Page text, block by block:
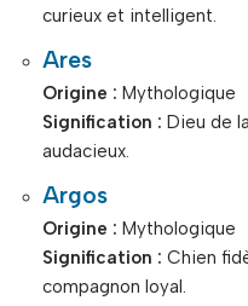
curieux et intelligent.
Ares
Origine : Mythologique
Signification : Dieu de
audacieux.
Argos
Origine : Mythologique
Signification : Chien
compagnon loyal.